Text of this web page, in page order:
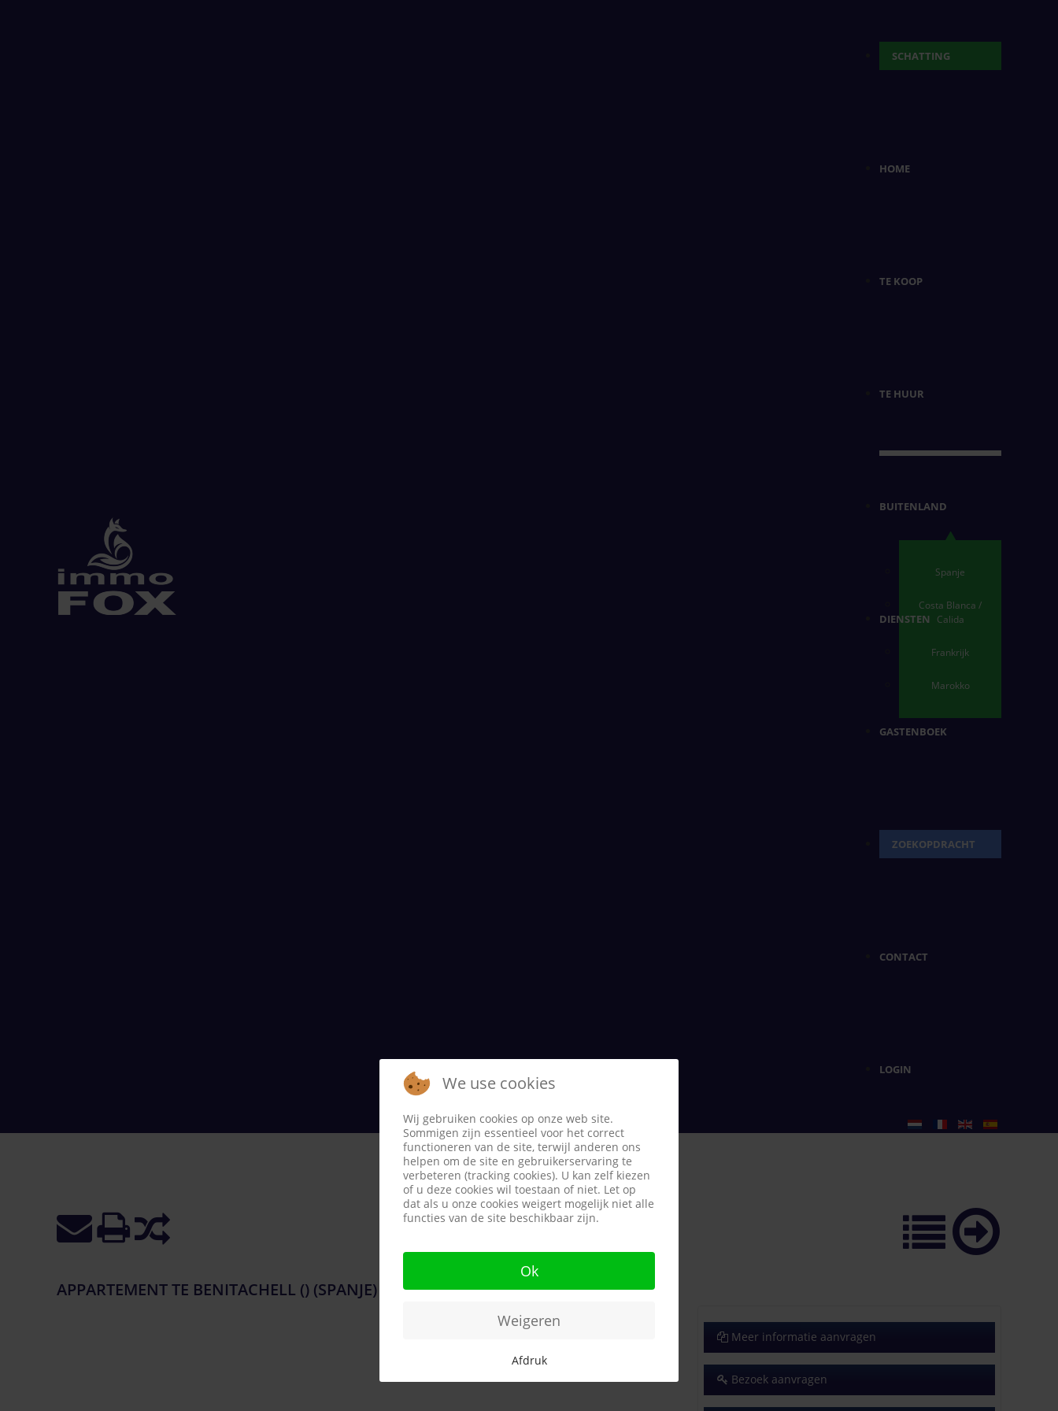
SCHATTING
HOME
TE KOOP
TE HUUR
BUITENLAND
Spanje
Costa Blanca /
Calida
Frankrijk
Marokko
DIENSTEN
GASTENBOEK
ZOEKOPDRACHT
CONTACT
LOGIN
APPARTEMENT TE BENITACHELL () (SPANJE)
Meer informatie aanvragen
Bezoek aanvragen
We use cookies
Wij gebruiken cookies op onze web site.
Sommigen zijn essentieel voor het correct
functioneren van de site, terwijl anderen ons
helpen om de site en gebruikerservaring te
verbeteren (tracking cookies). U kan zelf kiezen
of u deze cookies wil toestaan of niet. Let op
dat als u onze cookies weigert mogelijk niet alle
functies van de site beschikbaar zijn.
Ok
Weigeren
Afdruk